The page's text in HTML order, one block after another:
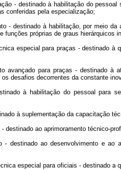
- destinado à habilitação do
conferidas pela especialização;
- destinado à habilitação, por meio
funções próprias de graus hierárquicos
especial para praças - destinado à
avançado para praças - destinado à
desafios decorrentes da constante
à habilitação do pessoal para
à suplementação da capacitação
- destinado ao aprimoramento técnico-
- destinado ao desenvolvimento e
especial para oficiais - destinado a